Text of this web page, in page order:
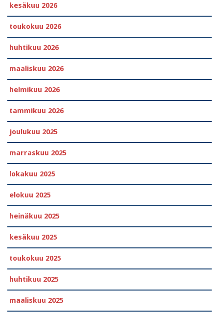
kesäkuu 2026
toukokuu 2026
huhtikuu 2026
maaliskuu 2026
helmikuu 2026
tammikuu 2026
joulukuu 2025
marraskuu 2025
lokakuu 2025
elokuu 2025
heinäkuu 2025
kesäkuu 2025
toukokuu 2025
huhtikuu 2025
maaliskuu 2025